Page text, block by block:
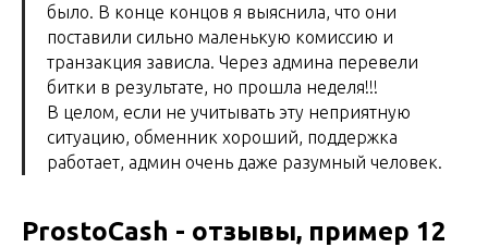
было. В конце концов я выяснила, что они
поставили сильно маленькую комиссию и
транзакция зависла. Через админа перевели
битки в результате, но прошла неделя!!!
В целом, если не учитывать эту неприятную
ситуацию, обменник хороший, поддержка
работает, админ очень даже разумный человек.
ProstoCash - отзывы, пример 12